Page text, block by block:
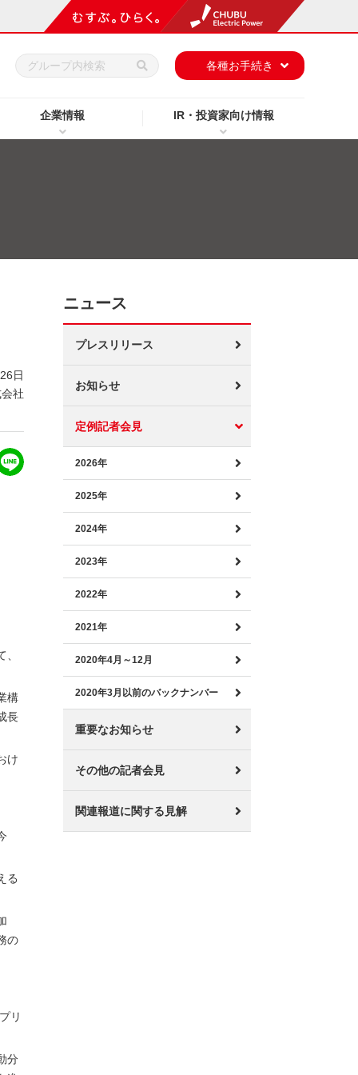
企業情報 IR・投資家向け情報
各種お手続き
日
社
構
長
け
る
の
リ
分
ニュース
プレスリリース
お知らせ
定例記者会見
2026年
2025年
2024年
2023年
2022年
2021年
2020年4月～12月
2020年3月以前のバックナンバー
重要なお知らせ
その他の記者会見
関連報道に関する見解